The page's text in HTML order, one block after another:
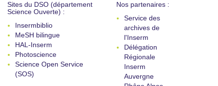
Sites du DSO (département
Science Ouverte) :
Insermbiblio
MeSH bilingue
HAL-Inserm
Photoscience
Science Open Service
(SOS)
Nos partenaires :
Service des
archives de
l'Inserm
Délégation
Régionale
Inserm
Auvergne